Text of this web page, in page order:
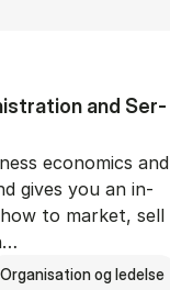
and Ser­
economics and
gives you an in-
to market, sell
Organisation og ledelse